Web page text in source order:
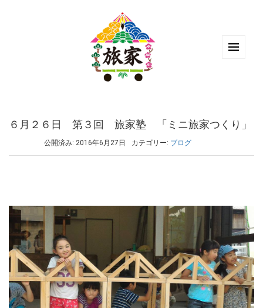
６月２６日 第３回 旅家塾 「ミニ旅家つくり」
公開済み: 2016年6月27日 カテゴリー: ブログ